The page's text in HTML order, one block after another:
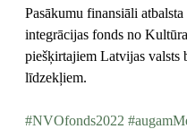
Pasākumu finansiāli atbalsta
integrācijas fonds no
piešķirtajiem Latvijas valsts
līdzekļiem.
#NVOfonds2022